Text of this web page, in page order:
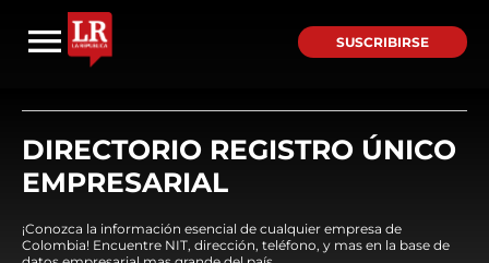
SUSCRIBIRSE
DIRECTORIO REGISTRO ÚNICO
EMPRESARIAL
¡Conozca la información esencial de cualquier empresa de
Colombia! Encuentre NIT, dirección, teléfono, y mas en la base de